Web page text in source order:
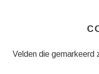
Velden die gemarkeerd